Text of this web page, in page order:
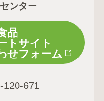
ンター
品
トサイト
せフォーム
120-671